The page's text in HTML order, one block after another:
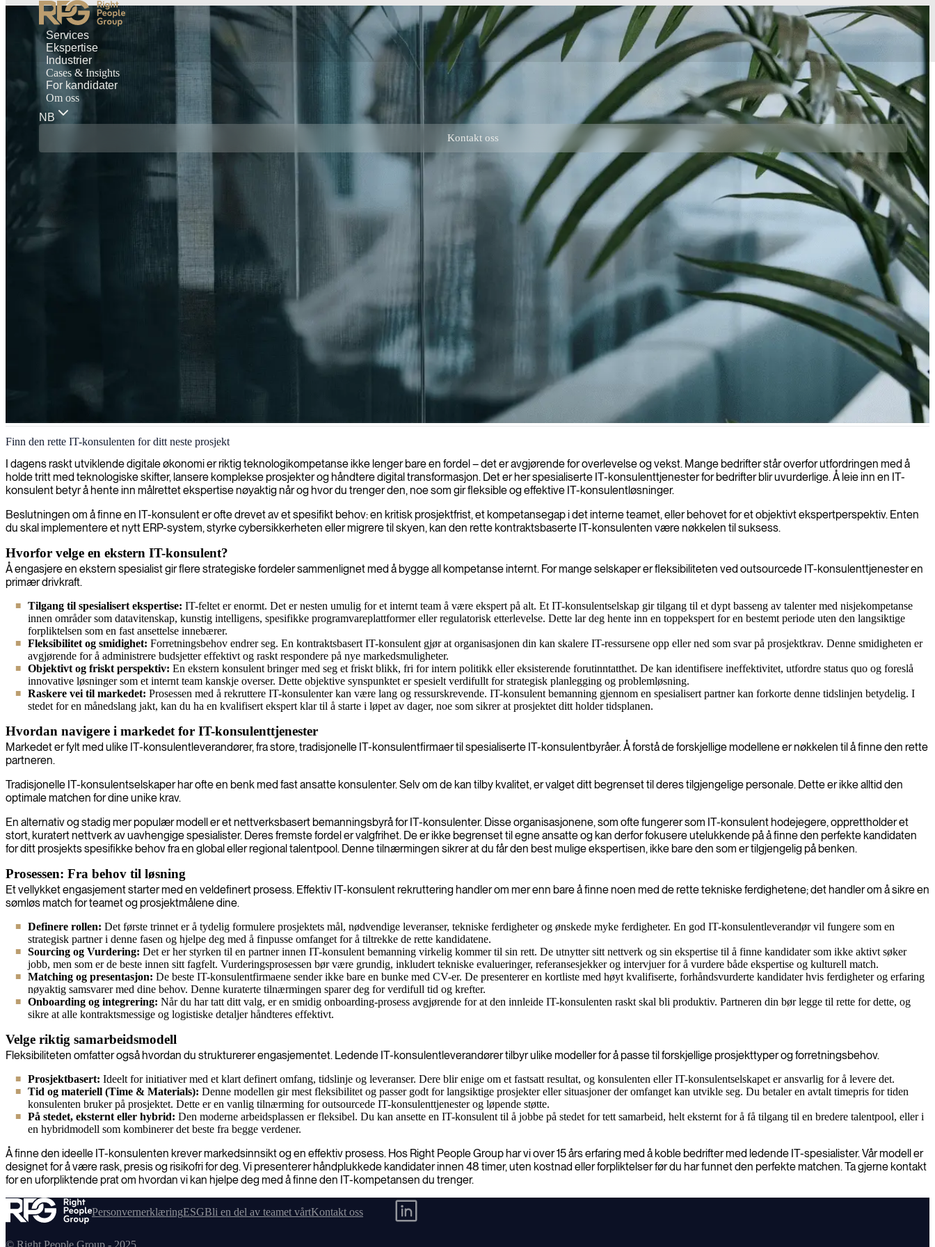
Services
Ekspertise
Industrier
Cases & Insights
For kandidater
Om oss
NB
Kontakt oss
IT-konsulentvirksomhet i Manchester
Vi samarbeider med IT-selskaper i Manchester for å levere ekspertkonsulenter innen teknologi og skreddersydde IT-løsninger som driver innovasjon og forretningsvekst.
Finn den rette IT-konsulenten for ditt neste prosjekt
I dagens raskt utviklende digitale økonomi er riktig teknologikompetanse ikke lenger bare en fordel – det er avgjørende for overlevelse og vekst. Mange bedrifter står overfor utfordringen med å
holde tritt med teknologiske skifter, lansere komplekse prosjekter og håndtere digital transformasjon. Det er her spesialiserte IT-konsulenttjenester for bedrifter blir uvurderlige. Å leie inn en IT-
konsulent betyr å hente inn målrettet ekspertise nøyaktig når og hvor du trenger den, noe som gir fleksible og effektive IT-konsulentløsninger.
Beslutningen om å finne en IT-konsulent er ofte drevet av et spesifikt behov: en kritisk prosjektfrist, et kompetansegap i det interne teamet, eller behovet for et objektivt ekspertperspektiv. Enten
du skal implementere et nytt ERP-system, styrke cybersikkerheten eller migrere til skyen, kan den rette kontraktsbaserte IT-konsulenten være nøkkelen til suksess.
Hvorfor velge en ekstern IT-konsulent?
Å engasjere en ekstern spesialist gir flere strategiske fordeler sammenlignet med å bygge all kompetanse internt. For mange selskaper er fleksibiliteten ved outsourcede IT-konsulenttjenester en
primær drivkraft.
Tilgang til spesialisert ekspertise: IT-feltet er enormt. Det er nesten umulig for et internt team å være ekspert på alt. Et IT-konsulentselskap gir tilgang til et dypt basseng av talenter med nisjekompetanse
innen områder som datavitenskap, kunstig intelligens, spesifikke programvareplattformer eller regulatorisk etterlevelse. Dette lar deg hente inn en toppekspert for en bestemt periode uten den langsiktige
forpliktelsen som en fast ansettelse innebærer.
Fleksibilitet og smidighet: Forretningsbehov endrer seg. En kontraktsbasert IT-konsulent gjør at organisasjonen din kan skalere IT-ressursene opp eller ned som svar på prosjektkrav. Denne smidigheten er
avgjørende for å administrere budsjetter effektivt og raskt respondere på nye markedsmuligheter.
Objektivt og friskt perspektiv: En ekstern konsulent bringer med seg et friskt blikk, fri for intern politikk eller eksisterende forutinntatthet. De kan identifisere ineffektivitet, utfordre status quo og foreslå
innovative løsninger som et internt team kanskje overser. Dette objektive synspunktet er spesielt verdifullt for strategisk planlegging og problemløsning.
Raskere vei til markedet: Prosessen med å rekruttere IT-konsulenter kan være lang og ressurskrevende. IT-konsulent bemanning gjennom en spesialisert partner kan forkorte denne tidslinjen betydelig. I
stedet for en månedslang jakt, kan du ha en kvalifisert ekspert klar til å starte i løpet av dager, noe som sikrer at prosjektet ditt holder tidsplanen.
Hvordan navigere i markedet for IT-konsulenttjenester
Markedet er fylt med ulike IT-konsulentleverandører, fra store, tradisjonelle IT-konsulentfirmaer til spesialiserte IT-konsulentbyråer. Å forstå de forskjellige modellene er nøkkelen til å finne den rette
partneren.
Tradisjonelle IT-konsulentselskaper har ofte en benk med fast ansatte konsulenter. Selv om de kan tilby kvalitet, er valget ditt begrenset til deres tilgjengelige personale. Dette er ikke alltid den
optimale matchen for dine unike krav.
En alternativ og stadig mer populær modell er et nettverksbasert bemanningsbyrå for IT-konsulenter. Disse organisasjonene, som ofte fungerer som IT-konsulent hodejegere, opprettholder et
stort, kuratert nettverk av uavhengige spesialister. Deres fremste fordel er valgfrihet. De er ikke begrenset til egne ansatte og kan derfor fokusere utelukkende på å finne den perfekte kandidaten
for ditt prosjekts spesifikke behov fra en global eller regional talentpool. Denne tilnærmingen sikrer at du får den best mulige ekspertisen, ikke bare den som er tilgjengelig på benken.
Prosessen: Fra behov til løsning
Et vellykket engasjement starter med en veldefinert prosess. Effektiv IT-konsulent rekruttering handler om mer enn bare å finne noen med de rette tekniske ferdighetene; det handler om å sikre en
sømløs match for teamet og prosjektmålene dine.
Definere rollen: Det første trinnet er å tydelig formulere prosjektets mål, nødvendige leveranser, tekniske ferdigheter og ønskede myke ferdigheter. En god IT-konsulentleverandør vil fungere som en
strategisk partner i denne fasen og hjelpe deg med å finpusse omfanget for å tiltrekke de rette kandidatene.
Sourcing og Vurdering: Det er her styrken til en partner innen IT-konsulent bemanning virkelig kommer til sin rett. De utnytter sitt nettverk og sin ekspertise til å finne kandidater som ikke aktivt søker
jobb, men som er de beste innen sitt fagfelt. Vurderingsprosessen bør være grundig, inkludert tekniske evalueringer, referansesjekker og intervjuer for å vurdere både ekspertise og kulturell match.
Matching og presentasjon: De beste IT-konsulentfirmaene sender ikke bare en bunke med CV-er. De presenterer en kortliste med høyt kvalifiserte, forhåndsvurderte kandidater hvis ferdigheter og erfaring
nøyaktig samsvarer med dine behov. Denne kuraterte tilnærmingen sparer deg for verdifull tid og krefter.
Onboarding og integrering: Når du har tatt ditt valg, er en smidig onboarding-prosess avgjørende for at den innleide IT-konsulenten raskt skal bli produktiv. Partneren din bør legge til rette for dette, og
sikre at alle kontraktsmessige og logistiske detaljer håndteres effektivt.
Velge riktig samarbeidsmodell
Fleksibiliteten omfatter også hvordan du strukturerer engasjementet. Ledende IT-konsulentleverandører tilbyr ulike modeller for å passe til forskjellige prosjekttyper og forretningsbehov.
Prosjektbasert: Ideelt for initiativer med et klart definert omfang, tidslinje og leveranser. Dere blir enige om et fastsatt resultat, og konsulenten eller IT-konsulentselskapet er ansvarlig for å levere det.
Tid og materiell (Time & Materials): Denne modellen gir mest fleksibilitet og passer godt for langsiktige prosjekter eller situasjoner der omfanget kan utvikle seg. Du betaler en avtalt timepris for tiden
konsulenten bruker på prosjektet. Dette er en vanlig tilnærming for outsourcede IT-konsulenttjenester og løpende støtte.
På stedet, eksternt eller hybrid: Den moderne arbeidsplassen er fleksibel. Du kan ansette en IT-konsulent til å jobbe på stedet for tett samarbeid, helt eksternt for å få tilgang til en bredere talentpool, eller i
en hybridmodell som kombinerer det beste fra begge verdener.
Å finne den ideelle IT-konsulenten krever markedsinnsikt og en effektiv prosess. Hos Right People Group har vi over 15 års erfaring med å koble bedrifter med ledende IT-spesialister. Vår modell er
designet for å være rask, presis og risikofri for deg. Vi presenterer håndplukkede kandidater innen 48 timer, uten kostnad eller forpliktelser før du har funnet den perfekte matchen. Ta gjerne kontakt
for en uforpliktende prat om hvordan vi kan hjelpe deg med å finne den IT-kompetansen du trenger.
PersonvernerklæringESGBli en del av teamet vårtKontakt oss
© Right People Group - 2025